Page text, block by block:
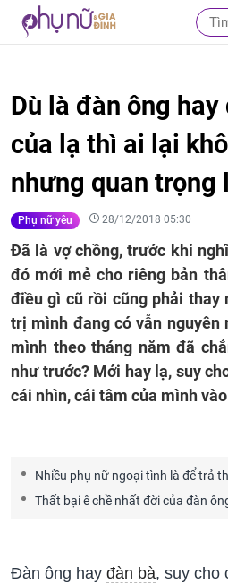
Dù là đàn ông
của lạ thì ai lại
nhưng quan trọng
Phụ nữ yêu 28/12/2018 05:30
Đã là vợ chồng, trước khi
đó mới mẻ cho riêng bản
điều gì cũ rồi cũng phải thay
trị mình đang có vẫn
mình theo tháng năm đã
như trước? Mới hay lạ, suy
cái nhìn, cái tâm của mình
Nhiều phụ nữ ngoại tình là để trả
Thất bại ê chề nhất đời của đàn
Đàn ông hay đàn bà, suy cho